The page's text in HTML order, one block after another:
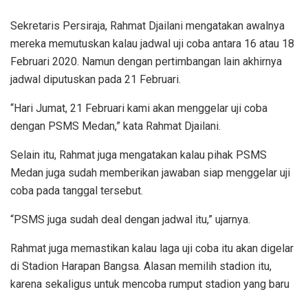
Sekretaris Persiraja, Rahmat Djailani mengatakan awalnya
mereka memutuskan kalau jadwal uji coba antara 16 atau 18
Februari 2020. Namun dengan pertimbangan lain akhirnya
jadwal diputuskan pada 21 Februari.
“Hari Jumat, 21 Februari kami akan menggelar uji coba
dengan PSMS Medan,” kata Rahmat Djailani.
Selain itu, Rahmat juga mengatakan kalau pihak PSMS
Medan juga sudah memberikan jawaban siap menggelar uji
coba pada tanggal tersebut.
“PSMS juga sudah deal dengan jadwal itu,” ujarnya.
Rahmat juga memastikan kalau laga uji coba itu akan digelar
di Stadion Harapan Bangsa. Alasan memilih stadion itu,
karena sekaligus untuk mencoba rumput stadion yang baru